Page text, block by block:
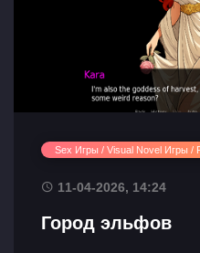
Sex Игры / Visual Novel Игры /
11-04-2026, 14:24
Город эльфов